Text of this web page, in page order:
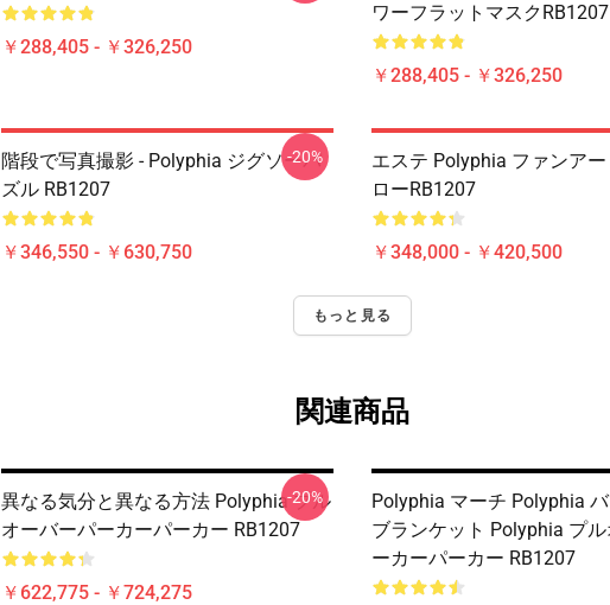
￥288,405 - ￥326,250
ワーフラットマスクRB1207
￥288,405 - ￥326,250
階段で写真撮影 - Polyphia ジグソーパ
ズル RB1207
￥346,550 - ￥630,750
-20%
エステ Polyphia ファンア
ローRB1207
￥348,000 - ￥420,500
もっと見る
関連商品
異なる気分と異なる方法 Polyphia プル
オーバーパーカーパーカー RB1207
￥622,775 - ￥724,275
-20%
Polyphia マーチ Polyphia
ブランケット Polyphia プ
ーカーパーカー RB1207